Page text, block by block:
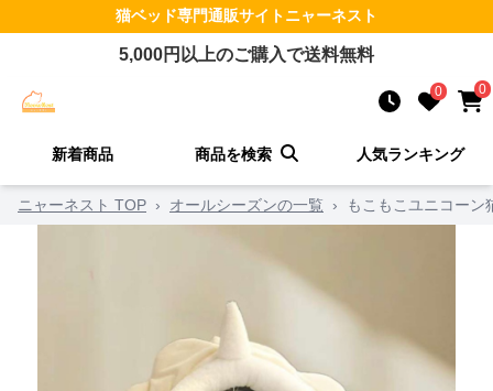
猫ベッド専門通販サイトニャーネスト
5,000円以上のご購入で送料無料
0 0
新着商品 商品を検索 人気ランキング
ニャーネスト TOP › オールシーズンの一覧 › もこもこユニコーン